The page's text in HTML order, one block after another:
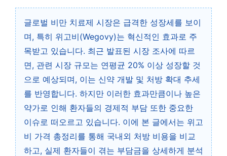
글로벌 비만 치료제 시장은 급격한 성장세를 보이
며, 특히 위고비(Wegovy)는 혁신적인 효과로 주
목받고 있습니다. 최근 발표된 시장 조사에 따르
면, 관련 시장 규모는 연평균 20% 이상 성장할 것
으로 예상되며, 이는 신약 개발 및 처방 확대 추세
를 반영합니다. 하지만 이러한 효과만큼이나 높은
약가로 인해 환자들의 경제적 부담 또한 중요한
이슈로 떠오르고 있습니다. 이에 본 글에서는 위고
비 가격 총정리를 통해 국내외 처방 비용을 비교
하고, 실제 환자들이 겪는 부담금을 상세하게 분석